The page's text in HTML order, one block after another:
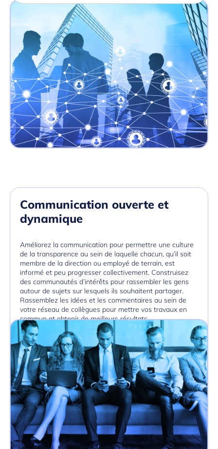
Communication ouverte et
dynamique
Améliorez la communication pour permettre une culture
de la transparence au sein de laquelle chacun, qu’il soit
membre de la direction ou employé de terrain, est
informé et peu progresser collectivement. Construisez
des communautés d’intérêts pour rassembler les gens
autour de sujets sur lesquels ils souhaitent partager.
Rassemblez les idées et les commentaires au sein de
votre réseau de collègues pour mettre vos travaux en
commun et obtenir de meilleurs résultats.